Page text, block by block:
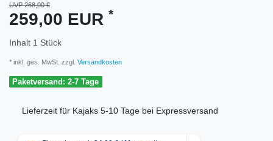
UVP 268,00 €
259,00 EUR *
Inhalt 1 Stück
* inkl. ges. MwSt. zzgl. Versandkosten
Paketversand: 2-7 Tage
Lieferzeit für Kajaks 5-10 Tage bei Expressversand